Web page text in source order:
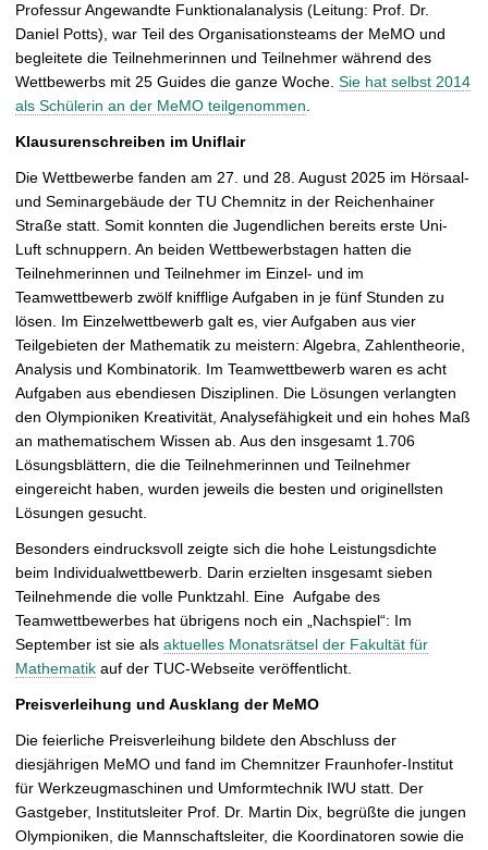
Professur Angewandte Funktionalanalysis (Leitung: Prof. Dr.
Daniel Potts), war Teil des Organisationsteams der MeMO und
begleitete die Teilnehmerinnen und Teilnehmer während des
Wettbewerbs mit 25 Guides die ganze Woche. Sie hat selbst 2014
als Schülerin an der MeMO teilgenommen.
Klausurenschreiben im Uniflair
Die Wettbewerbe fanden am 27. und 28. August 2025 im Hörsaal-
und Seminargebäude der TU Chemnitz in der Reichenhainer
Straße statt. Somit konnten die Jugendlichen bereits erste Uni-
Luft schnuppern. An beiden Wettbewerbstagen hatten die
Teilnehmerinnen und Teilnehmer im Einzel- und im
Teamwettbewerb zwölf knifflige Aufgaben in je fünf Stunden zu
lösen. Im Einzelwettbewerb galt es, vier Aufgaben aus vier
Teilgebieten der Mathematik zu meistern: Algebra, Zahlentheorie,
Analysis und Kombinatorik. Im Teamwettbewerb waren es acht
Aufgaben aus ebendiesen Disziplinen. Die Lösungen verlangten
den Olympioniken Kreativität, Analysefähigkeit und ein hohes Maß
an mathematischem Wissen ab. Aus den insgesamt 1.706
Lösungsblättern, die die Teilnehmerinnen und Teilnehmer
eingereicht haben, wurden jeweils die besten und originellsten
Lösungen gesucht.
Besonders eindrucksvoll zeigte sich die hohe Leistungsdichte
beim Individualwettbewerb. Darin erzielten insgesamt sieben
Teilnehmende die volle Punktzahl. Eine Aufgabe des
Teamwettbewerbes hat übrigens noch ein „Nachspiel“: Im
September ist sie als aktuelles Monatsrätsel der Fakultät für
Mathematik auf der TUC-Webseite veröffentlicht.
Preisverleihung und Ausklang der MeMO
Die feierliche Preisverleihung bildete den Abschluss der
diesjährigen MeMO und fand im Chemnitzer Fraunhofer-Institut
für Werkzeugmaschinen und Umformtechnik IWU statt. Der
Gastgeber, Institutsleiter Prof. Dr. Martin Dix, begrüßte die jungen
Olympioniken, die Mannschaftsleiter, die Koordinatoren sowie die